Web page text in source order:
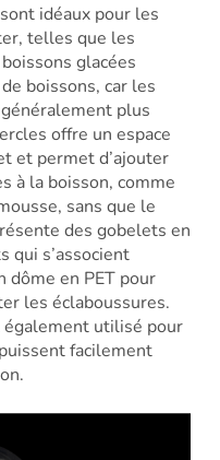
idéaux pour les
telles que les
glacées
boissons, car les
plus
offre un espace
et permet d’ajouter
à la boisson, comme
sans que le
des gobelets en
qui s’associent
dôme en PET pour
les éclaboussures.
utilisé pour
facilement